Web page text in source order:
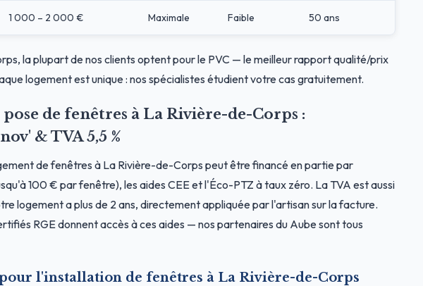
1 000 – 2 000 € Maximale Faible 50 ans
la plupart de nos clients optent pour le PVC — le meilleur rapport qualité/prix
logement est unique : nos spécialistes étudient votre cas gratuitement.
de fenêtres à La Rivière-de-Corps :
& TVA 5,5 %
de fenêtres à La Rivière-de-Corps peut être financé en partie par
100 € par fenêtre), les aides CEE et l'Éco-PTZ à taux zéro. La TVA est aussi
logement a plus de 2 ans, directement appliquée par l'artisan sur la facture.
RGE donnent accès à ces aides — nos partenaires du Aube sont tous
l'installation de fenêtres à La Rivière-de-Corps